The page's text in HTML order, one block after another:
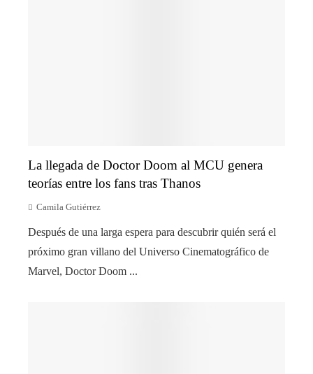
La llegada de Doctor Doom al MCU genera
teorías entre los fans tras Thanos
Camila Gutiérrez
Después de una larga espera para descubrir quién será el
próximo gran villano del Universo Cinematográfico de
Marvel, Doctor Doom ...